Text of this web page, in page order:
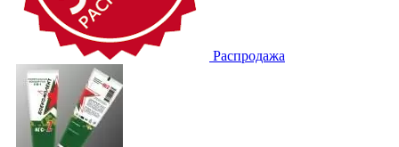
Распродажа